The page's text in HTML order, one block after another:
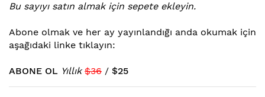
atla
Bu sayıyı satın almak için sepete ekleyin.
Abone olmak ve her ay yayınlandığı anda okumak için
aşağıdaki linke tıklayın:
ABONE OL Yıllık $36 / $25